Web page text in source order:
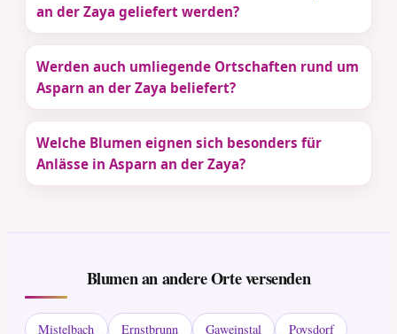
an der Zaya geliefert werden?
Werden auch umliegende Ortschaften rund um
Asparn an der Zaya beliefert?
Welche Blumen eignen sich besonders für
Anlässe in Asparn an der Zaya?
Blumen an andere Orte versenden
Mistelbach Ernstbrunn Gaweinstal
Poysdorf